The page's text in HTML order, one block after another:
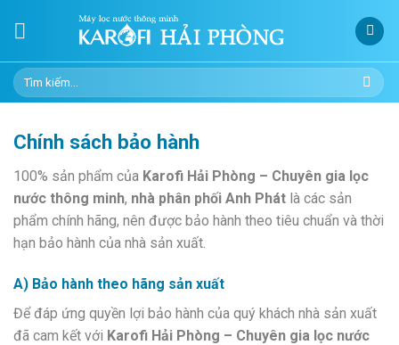
Tìm
kiếm:
Chính sách bảo hành
100% sản phẩm của Karofi Hải Phòng – Chuyên gia lọc
nước thông minh, nhà phân phối Anh Phát là các sản
phẩm chính hãng, nên được bảo hành theo tiêu chuẩn và thời
hạn bảo hành của nhà sản xuất.
A) Bảo hành theo hãng sản xuất
Để đáp ứng quyền lợi bảo hành của quý khách nhà sản xuất
đã cam kết với Karofi Hải Phòng – Chuyên gia lọc nước